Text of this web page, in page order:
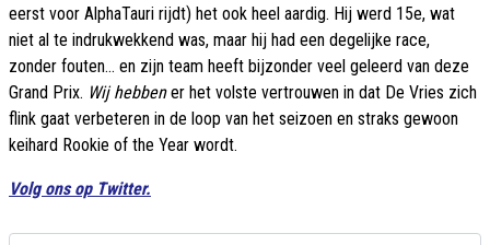
eerst voor AlphaTauri rijdt) het ook heel aardig. Hij werd 15e, wat
niet al te indrukwekkend was, maar hij had een degelijke race,
zonder fouten... en zijn team heeft bijzonder veel geleerd van deze
Grand Prix. Wij hebbener het volste vertrouwen in dat De Vries zich
flink gaat verbeteren in de loop van het seizoen en straks gewoon
keihard Rookie of the Year wordt.
Volg ons op Twitter.